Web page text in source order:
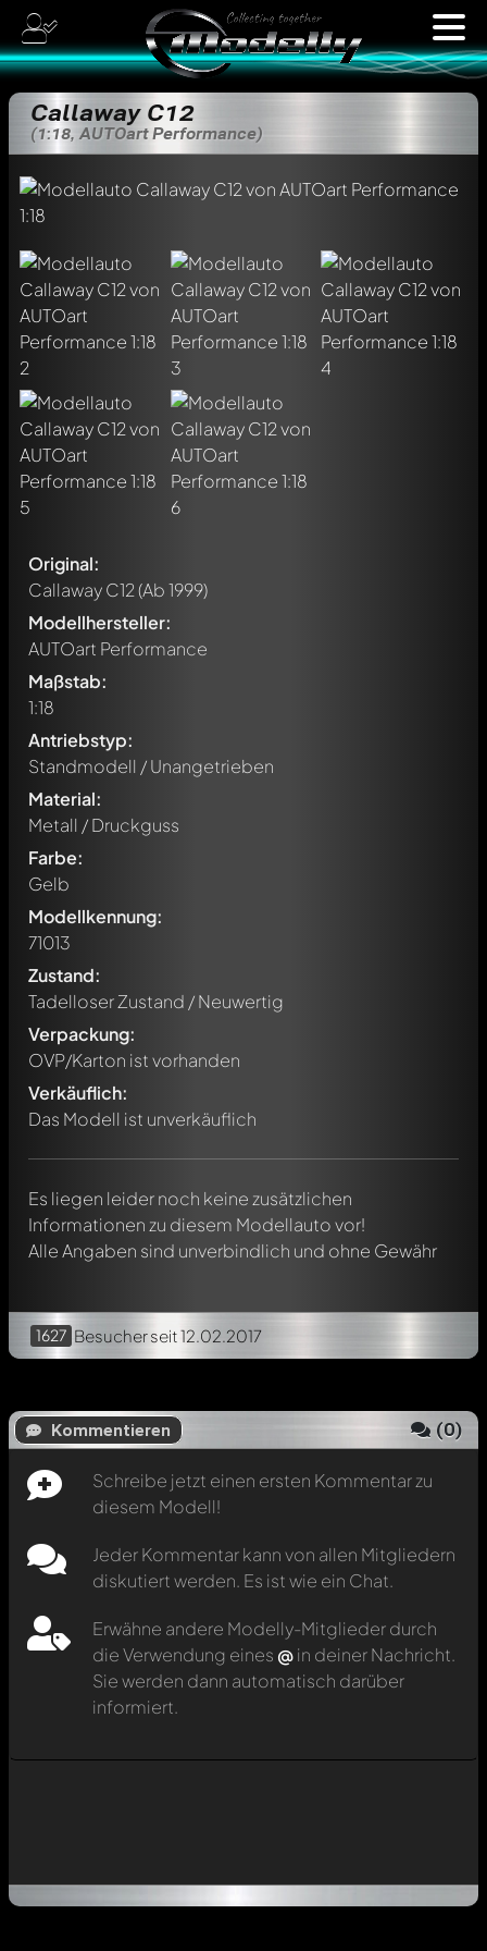
Callaway C12
(1:18, AUTOart Performance)
Original:
Callaway C12(Ab 1999)
Modellhersteller:
AUTOart Performance
Maßstab:
1:18
Antriebstyp:
Standmodell / Unangetrieben
Material:
Metall / Druckguss
Farbe:
Gelb
Modellkennung:
71013
Zustand:
Tadelloser Zustand / Neuwertig
Verpackung:
OVP/Karton ist vorhanden
Verkäuflich:
Das Modell ist unverkäuflich
Es liegen leider noch keine zusätzlichen
Informationen zu diesem Modellauto vor!
Alle Angaben sind unverbindlich und ohne Gewähr
1627 Besucherseit 12.02.2017
Kommentieren (0)
Schreibe jetzt einen ersten Kommentar zu
diesem Modell!
Jeder Kommentar kann von allen Mitgliedern
diskutiert werden. Es ist wie ein Chat.
Erwähne andere Modelly-Mitglieder durch
die Verwendung eines @in deiner Nachricht.
Sie werden dann automatisch darüber
informiert.
Schreibe jetzt einen ersten Kommentar zu diesem Modell!
Jeder Kommentar kann von allen Mitgliedern diskutiert
werden. Es ist wie ein Chat.
Erwähne andere Modelly-Mitglieder durch die
automatisch darüber informiert.